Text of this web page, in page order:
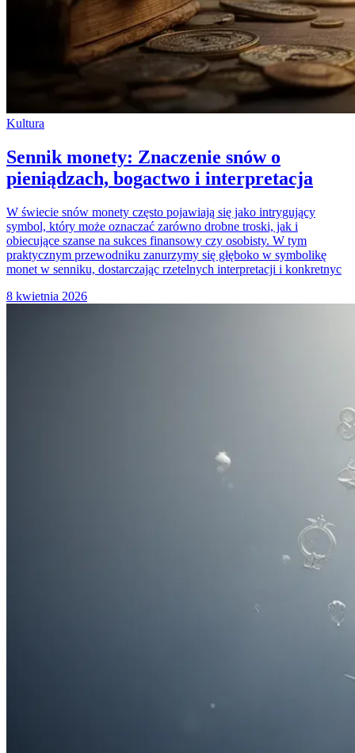
Kultura
Sennik monety: Znaczenie snów o
pieniądzach, bogactwo i interpretacja
W świecie snów monety często pojawiają się jako intrygujący
symbol, który może oznaczać zarówno drobne troski, jak i
obiecujące szanse na sukces finansowy czy osobisty. W tym
praktycznym przewodniku zanurzymy się głęboko w symbolikę
monet w senniku, dostarczając rzetelnych interpretacji i konkretnyc
8 kwietnia 2026